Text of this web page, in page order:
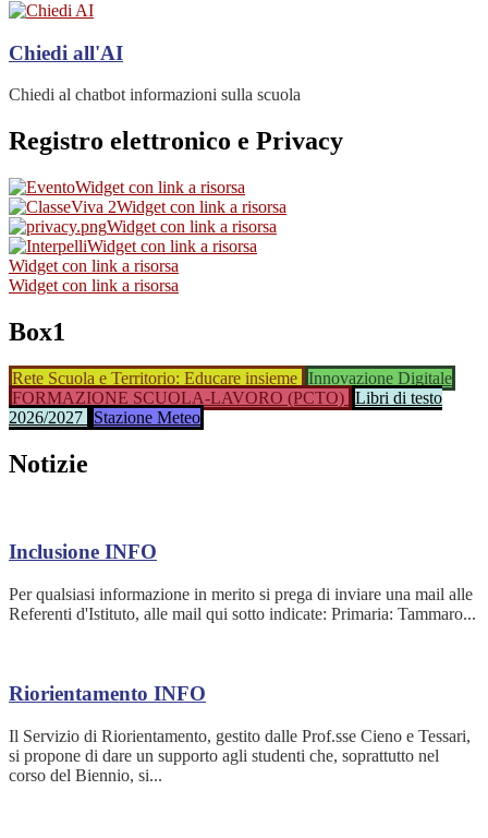
Chiedi all'AI
Chiedi al chatbot informazioni sulla scuola
Registro elettronico e Privacy
Widget con link a risorsa
Widget con link a risorsa
Widget con link a risorsa
Widget con link a risorsa
Widget con link a risorsa
Widget con link a risorsa
Box1
Rete Scuola e Territorio: Educare insieme Innovazione Digitale
FORMAZIONE SCUOLA-LAVORO (PCTO) Libri di testo
2026/2027
Stazione Meteo
Notizie
Inclusione INFO
Per qualsiasi informazione in merito si prega di inviare una mail alle
Referenti d'Istituto, alle mail qui sotto indicate: Primaria: Tammaro...
Riorientamento INFO
Il Servizio di Riorientamento, gestito dalle Prof.sse Cieno e Tessari,
si propone di dare un supporto agli studenti che, soprattutto nel
corso del Biennio, si...